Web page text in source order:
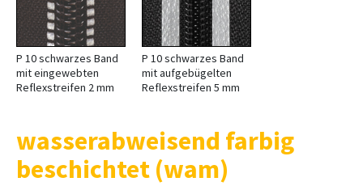
P 10 schwarzes Band
mit eingewebten
Reflexstreifen 2 mm
P 10 schwarzes Band
mit aufgebügelten
Reflexstreifen 5 mm
wasserabweisend farbig
beschichtet (wam)